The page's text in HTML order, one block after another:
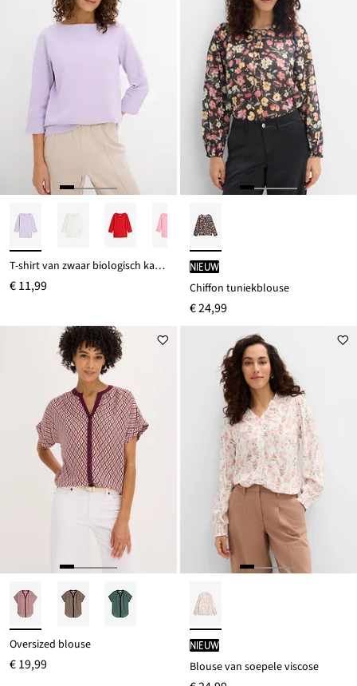
T-shirt van zwaar biologisch katoen
€ 11,99
Nieuw
Chiffon tuniekblouse
€ 24,99
Oversized blouse
€ 19,99
Nieuw
Blouse van soepele viscose